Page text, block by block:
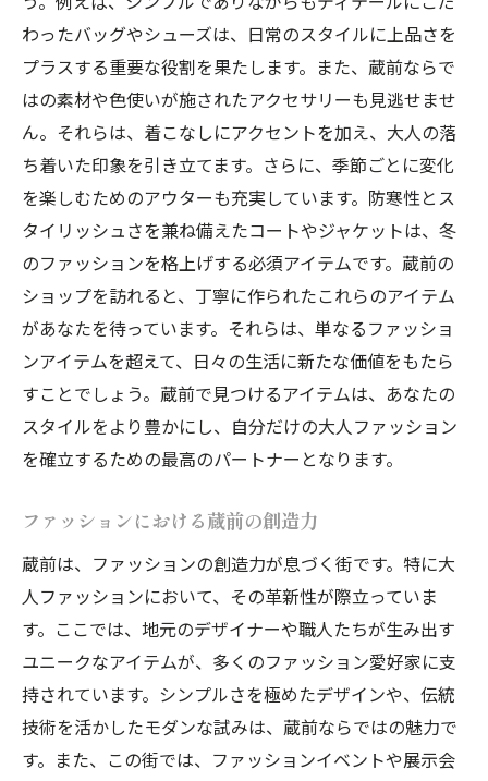
大人のためのタイムレスなファッション
蔵前で見つける、永遠のスタイル
流行に左右されない、蔵前のファッション
の秘訣
蔵前のスタイル哲学を訪ねて
個性を引き立てる蔵前のストリートモードの秘
密
蔵前ファッションの詳しいスタイルガイド
個性を輝かせる、蔵前のストリートテクニ
蔵前で見つける、あなただけのファッショ
ン
ストリートファッションの新境地、蔵前
ーション
大人の個性を支える、蔵前のモード哲学
わったバッグやシューズは、日常のスタイルに上品さを
プラスする重要な役割を果たします。また、蔵前ならで
はの素材や色使いが施されたアクセサリーも見逃せませ
ん。それらは、着こなしにアクセントを加え、大人の落
ち着いた印象を引き立てます。さらに、季節ごとに変化
を楽しむためのアウターも充実しています。防寒性とス
タイリッシュさを兼ね備えたコートやジャケットは、冬
のファッションを格上げする必須アイテムです。蔵前の
ショップを訪れると、丁寧に作られたこれらのアイテム
があなたを待っています。それらは、単なるファッショ
ンアイテムを超えて、日々の生活に新たな価値をもたら
すことでしょう。蔵前で見つけるアイテムは、あなたの
スタイルをより豊かにし、自分だけの大人ファッション
を確立するための最高のパートナーとなります。
ファッションにおける蔵前の創造力
蔵前は、ファッションの創造力が息づく街です。特に大
人ファッションにおいて、その革新性が際立っていま
す。ここでは、地元のデザイナーや職人たちが生み出す
ユニークなアイテムが、多くのファッション愛好家に支
持されています。シンプルさを極めたデザインや、伝統
技術を活かしたモダンな試みは、蔵前ならではの魅力で
す。また、この街では、ファッションイベントや展示会